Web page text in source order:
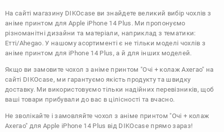
На сайті магазину DIKOcase ви знайдете великий вибір чохлів з
аніме принтом для Apple iPhone 14 Plus. Ми пропонуємо
різноманітні дизайни та матеріали, наприклад з тематики:
Етті/Ahegao. У нашому асортименті є не тільки моделі чохлів з
аніме принтом для iPhone 14 Plus, а й для інших моделей.
Якщо ви замовите чохол з аніме принтом "Очі + колаж Ахегао" на
сайті DIKOcase, ми гарантуємо якість продукту та швидку
доставку. Ми використовуємо тільки надійних перевізників, щоб
ваші товари прибували до вас в цілісності та вчасно.
Не зволікайте і замовляйте чохол з аніме принтом "Очі + колаж
Ахегао" для Apple iPhone 14 Plus від DIKOcase прямо зараз!